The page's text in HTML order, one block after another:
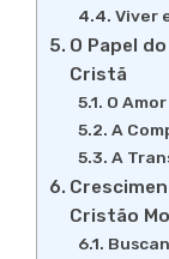
Viver
O Papel
Cristã
O
A
A
Cristão